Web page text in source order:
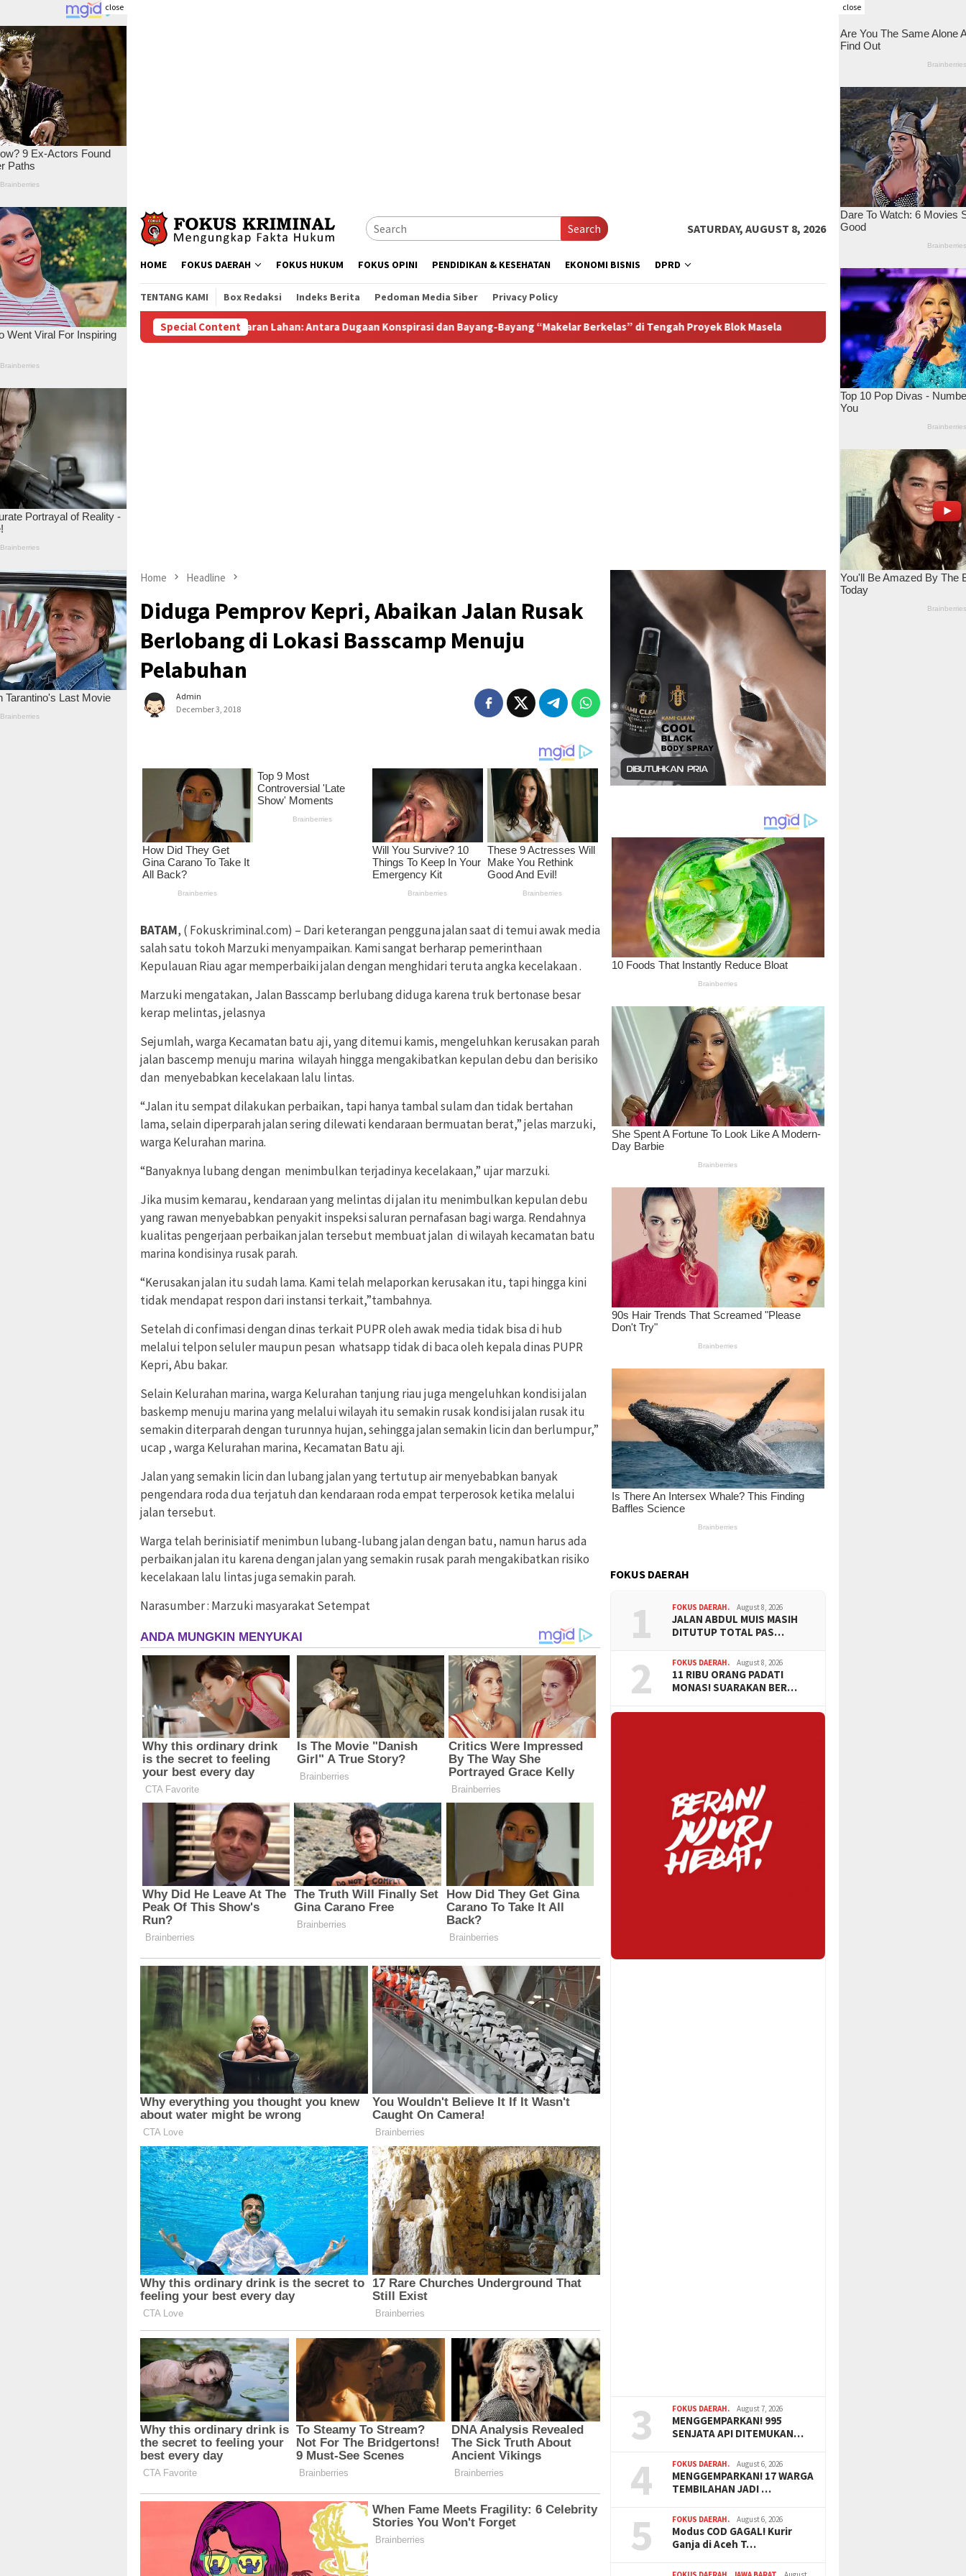
close close
Search SATURDAY, AUGUST 8, 2026
HOME FOKUS DAERAH FOKUS HUKUM FOKUS OPINI PENDIDIKAN & KESEHATAN EKONOMI BISNIS DPRD
TENTANG KAMI Box Redaksi Indeks Berita Pedoman Media Siber Privacy Policy
Special Content
Menanti Pembayaran Lahan: Antara Dugaan Konspirasi dan Bayang-Bayang “Makelar Berkelas” di Tengah Proyek Blok Masela Bupati Tanimbar Ricky Jauwerissa Tegaskan Berpihak
Home Headline
Diduga Pemprov Kepri, Abaikan Jalan Rusak
Berlobang di Lokasi Basscamp Menuju
Pelabuhan
Admin
December 3, 2018
BATAM, ( Fokuskriminal.com) – Dari keterangan pengguna jalan saat di temui awak media
salah satu tokoh Marzuki menyampaikan. Kami sangat berharap pemerinthaan
Kepulauan Riau agar memperbaiki jalan dengan menghidari teruta angka kecelakaan .
Marzuki mengatakan, Jalan Basscamp berlubang diduga karena truk bertonase besar
kerap melintas, jelasnya
Sejumlah, warga Kecamatan batu aji, yang ditemui kamis, mengeluhkan kerusakan parah
jalan bascemp menuju marina wilayah hingga mengakibatkan kepulan debu dan berisiko
dan menyebabkan kecelakaan lalu lintas.
“Jalan itu sempat dilakukan perbaikan, tapi hanya tambal sulam dan tidak bertahan
lama, selain diperparah jalan sering dilewati kendaraan bermuatan berat,” jelas marzuki,
warga Kelurahan marina.
“Banyaknya lubang dengan menimbulkan terjadinya kecelakaan,” ujar marzuki.
Jika musim kemarau, kendaraan yang melintas di jalan itu menimbulkan kepulan debu
yang rawan menyebabkan penyakit inspeksi saluran pernafasan bagi warga. Rendahnya
kualitas pengerjaan perbaikan jalan tersebut membuat jalan di wilayah kecamatan batu
marina kondisinya rusak parah.
“Kerusakan jalan itu sudah lama. Kami telah melaporkan kerusakan itu, tapi hingga kini
tidak mendapat respon dari instansi terkait,”tambahnya.
Setelah di confimasi dengan dinas terkait PUPR oleh awak media tidak bisa di hub
melalui telpon seluler maupun pesan whatsapp tidak di baca oleh kepala dinas PUPR
Kepri, Abu bakar.
Selain Kelurahan marina, warga Kelurahan tanjung riau juga mengeluhkan kondisi jalan
baskemp menuju marina yang melalui wilayah itu semakin rusak kondisi jalan rusak itu
semakin diterparah dengan turunnya hujan, sehingga jalan semakin licin dan berlumpur,”
ucap , warga Kelurahan marina, Kecamatan Batu aji.
Jalan yang semakin licin dan lubang jalan yang tertutup air menyebabkan banyak
pengendara roda dua terjatuh dan kendaraan roda empat terperosok ketika melalui
jalan tersebut.
Warga telah berinisiatif menimbun lubang-lubang jalan dengan batu, namun harus ada
perbaikan jalan itu karena dengan jalan yang semakin rusak parah mengakibatkan risiko
kecelakaan lalu lintas juga semakin parah.
Narasumber : Marzuki masyarakat Setempat
FOKUS DAERAH
1 FOKUS DAERAH. August 8, 2026
JALAN ABDUL MUIS MASIH
DITUTUP TOTAL PAS…
2 FOKUS DAERAH. August 8, 2026
11 RIBU ORANG PADATI
MONAS! SUARAKAN BER…
3 FOKUS DAERAH. August 7, 2026
MENGGEMPARKAN! 995
SENJATA API DITEMUKAN…
4 FOKUS DAERAH. August 6, 2026
MENGGEMPARKAN! 17 WARGA
TEMBILAHAN JADI …
5 FOKUS DAERAH. August 6, 2026
Modus COD GAGAL! Kurir
Ganja di Aceh T…